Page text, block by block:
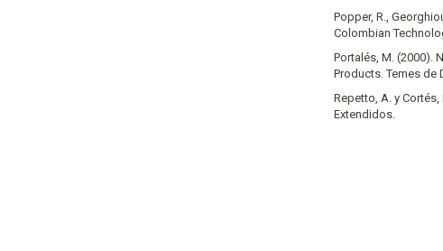
Popper, R.,
Colombian
Portalés, M. (2000).
Products. Temes de
Repetto, A. y
Extendidos.